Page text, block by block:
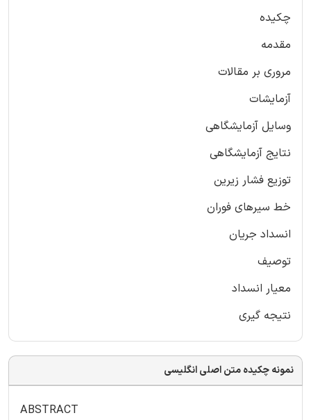
چکیده
مقدمه
مروری بر مقالات
آزمایشات
وسایل آزمایشگاهی
نتایج آزمایشگاهی
توزیع فشار زیرین
خط سیرهای فوران
انسداد جریان
توصیف
معیار انسداد
نتیجه گیری
نمونه چکیده متن اصلی انگلیسی
ABSTRACT